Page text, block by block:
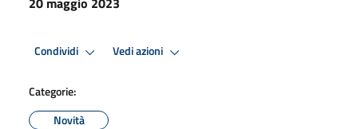
Condividi Vedi azioni
Categorie:
Novità